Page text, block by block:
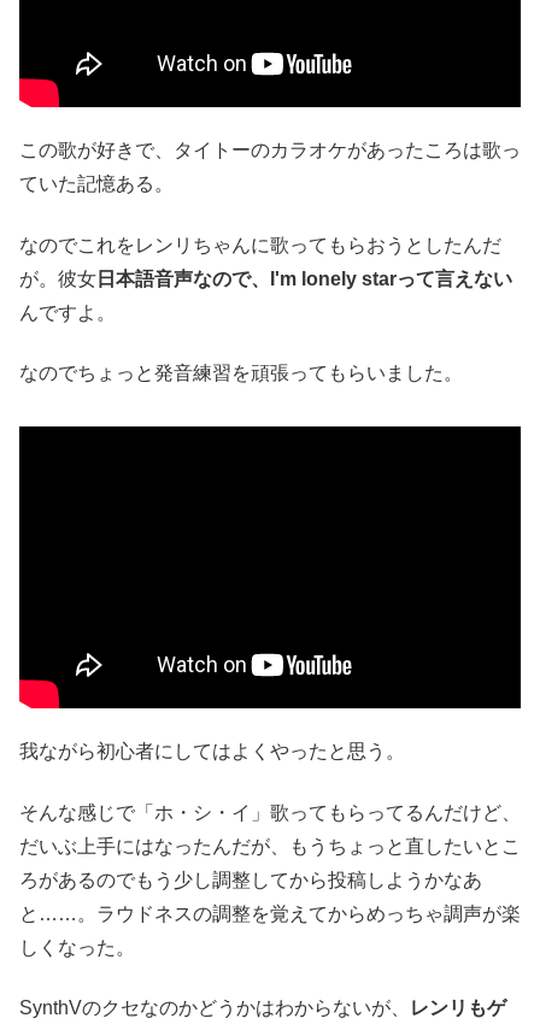
この歌が好きで、タイトーのカラオケがあったころは歌っ
ていた記憶ある。
なのでこれをレンリちゃんに歌ってもらおうとしたんだ
が。彼女 日本語音声なので、I'm lonely starって言えない
んですよ。
なのでちょっと発音練習を頑張ってもらいました。
我ながら初心者にしてはよくやったと思う。
そんな感じで「ホ・シ・イ」歌ってもらってるんだけど、
だいぶ上手にはなったんだが、もうちょっと直したいとこ
ろがあるのでもう少し調整してから投稿しようかなあ
と……。ラウドネスの調整を覚えてからめっちゃ調声が楽
しくなった。
SynthVのクセなのかどうかはわからないが、
レンリもゲ